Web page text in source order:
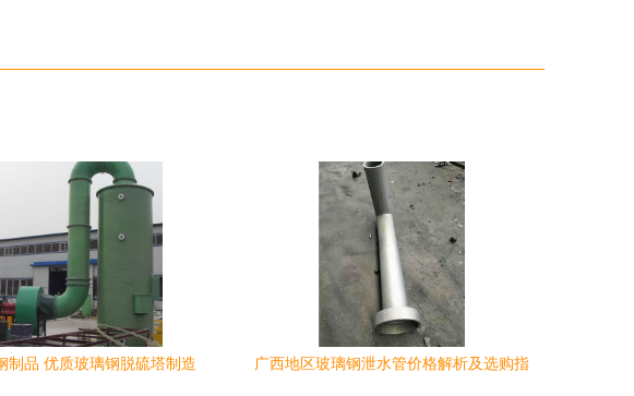
制品 优质玻璃钢脱硫塔制造
广西地区玻璃钢泄水管价格解析及选购指